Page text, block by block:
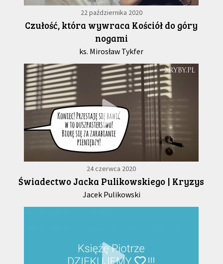
22 października 2020
Czułość, która wywraca Kościół do góry
nogami
ks. Mirosław Tykfer
24 czerwca 2020
Świadectwo Jacka Pulikowskiego | Kryzys
Jacek Pulikowski